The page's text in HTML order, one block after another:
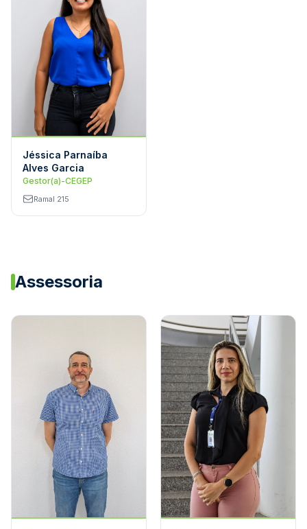
Jéssica Parnaíba
Alves Garcia
Gestor(a)-CEGEP
Ramal 215
Assessoria